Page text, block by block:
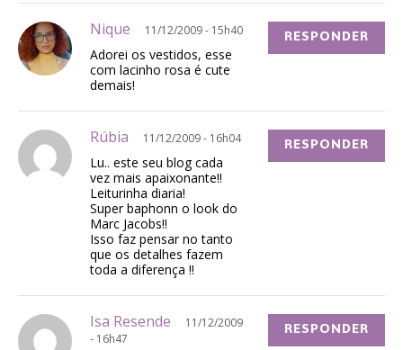
Nique 11/12/2009 - 15h40
Adorei os vestidos, esse
com lacinho rosa é cute
demais!
RESPONDER
Rúbia 11/12/2009 - 16h04
Lu.. este seu blog cada
vez mais apaixonante!!
Leiturinha diaria!
Super baphonn o look do
Marc Jacobs!!
Isso faz pensar no tanto
que os detalhes fazem
toda a diferença !!
RESPONDER
Isa Resende
11/12/2009
- 16h47
RESPONDER